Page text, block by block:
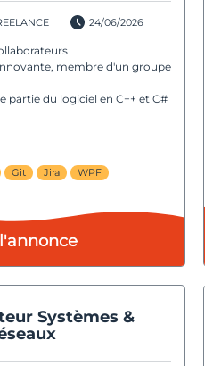
24/06/2026
membre d'un groupe
partie du logiciel en C++ et C#
Git Jira WPF
Systèmes &